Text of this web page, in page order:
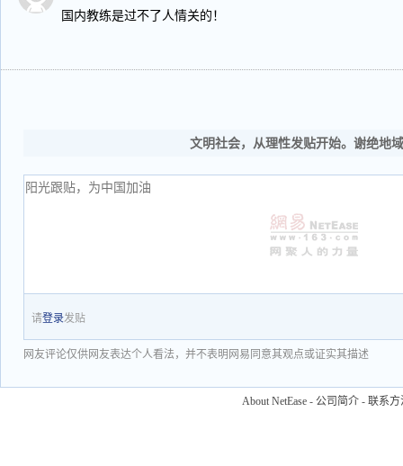
国内教练是过不了人情关的！
文明社会，从理性发贴开始。谢绝地
请登录发贴
网友评论仅供网友表达个人看法，并不表明网易同意其观点或证实其描述
About NetEase - 公司简介 - 联系方